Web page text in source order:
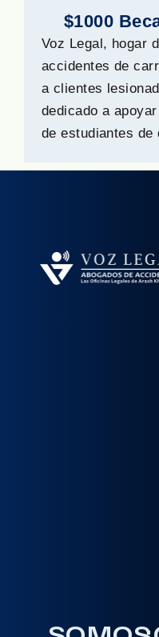
$1000
Voz Legal, hogar
accidentes de
a clientes
dedicado a
de estudiantes de